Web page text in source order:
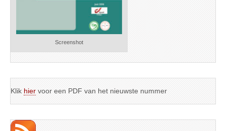
Screenshot
Klik hier voor een PDF van het nieuwste nummer